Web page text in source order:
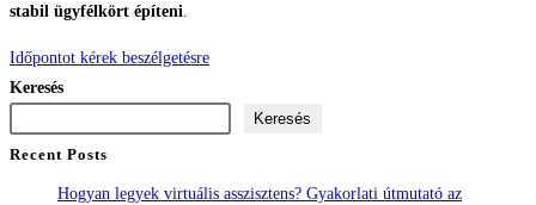
stabil ügyfélkört építeni
Időpontot kérek beszélgetésre
Keresés
Keresés
Recent Posts
Hogyan legyek virtuális asszisztens? Gyakorlati útmutató az